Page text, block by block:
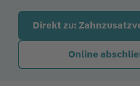
Direkt zu:
Online